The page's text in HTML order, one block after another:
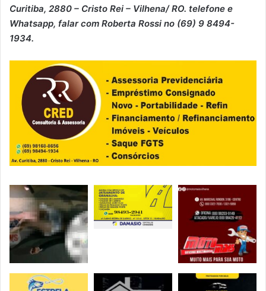
Curitiba, 2880 – Cristo Rei – Vilhena/ RO. telefone e
Whatsapp, falar com Roberta Rossi no (69) 9 8494-
1934.